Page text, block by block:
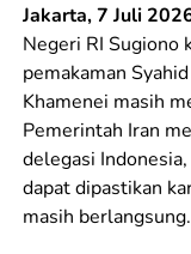
Jakarta, 7 Juli
Negeri RI Sugiono
pemakaman
Khamenei masih
Pemerintah Iran
delegasi
dapat dipastikan
masih berlangsung.